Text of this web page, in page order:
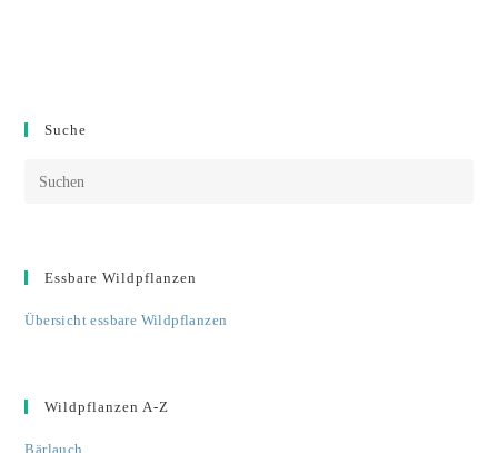
Suche
Essbare Wildpflanzen
Übersicht essbare Wildpflanzen
Wildpflanzen A-Z
Bärlauch